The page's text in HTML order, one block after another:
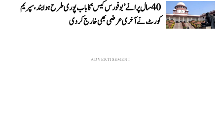
40 سال پرانے ’بوفورس کیس‘ کا باب پوری طرح ہوا بند، سپریم
کورٹ نے آخری عرضی بھی خارج کر دی
ADVERTISEMENT